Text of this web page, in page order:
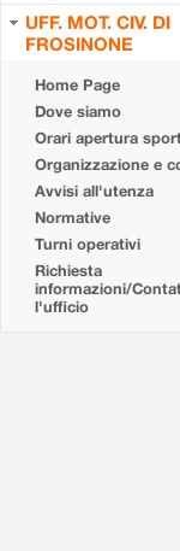
UFF. MOT. CIV. DI
FROSINONE
Home Page
Dove siamo
Orari apertura
Organizzazione e
Avvisi all'utenza
Normative
Turni operativi
Richiesta
informazioni/
l'ufficio